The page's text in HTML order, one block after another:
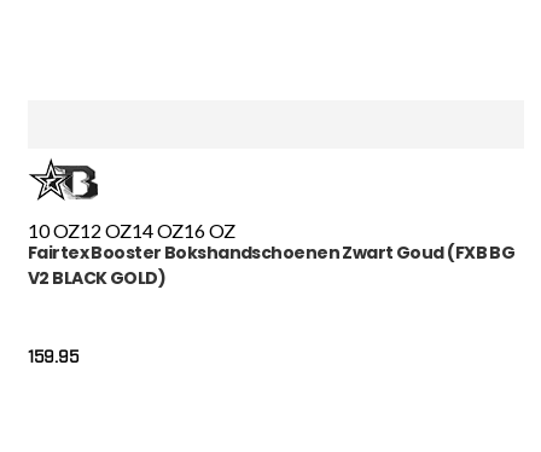
10 OZ12 OZ14 OZ16 OZ
Fairtex Booster Bokshandschoenen Zwart Goud (FXB BG
V2 BLACK GOLD)
159.95